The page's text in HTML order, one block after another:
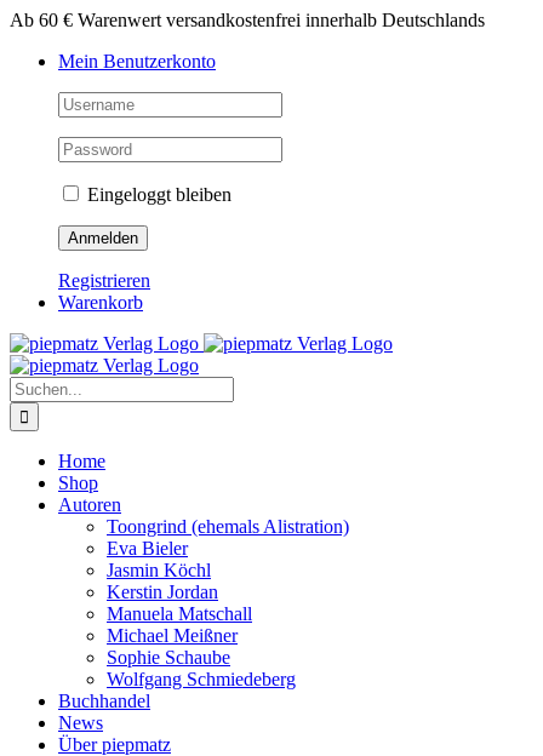
Zum
springen
Ab 60 € Warenwert versandkostenfrei innerhalb Deutschlands
Mein Benutzerkonto
Eingeloggt bleiben
Registrieren
Warenkorb
Suche
nach:
Home
Shop
Autoren
Toongrind (ehemals Alistration)
Eva Bieler
Jasmin Köchl
Kerstin Jordan
Manuela Matschall
Michael Meißner
Sophie Schaube
Wolfgang Schmiedeberg
Buchhandel
News
Über piepmatz